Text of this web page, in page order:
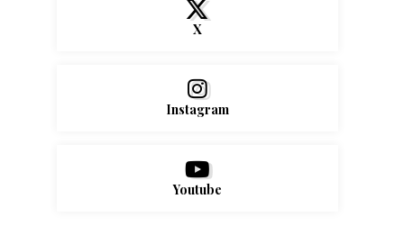
X
Instagram
Youtube